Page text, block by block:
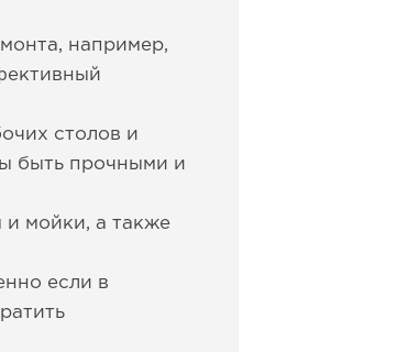
например,
столов и
быть прочными и
и мойки, а также
если в